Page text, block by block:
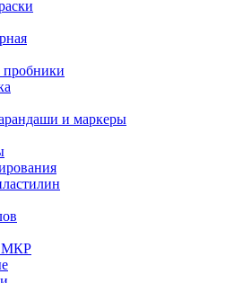
и маркеры
МКР